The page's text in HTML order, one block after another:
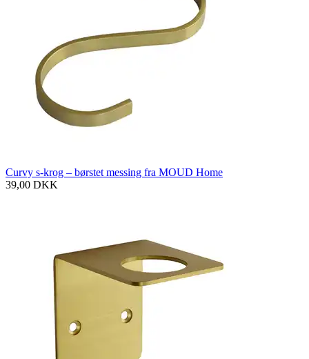
Curvy s-krog – børstet messing fra MOUD Home
39,00 DKK